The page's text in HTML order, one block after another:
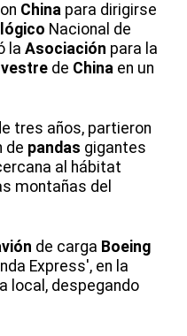
China para dirigirse
Nacional de
la Asociación para la
de China en un
tres años, partieron
de pandas gigantes
al hábitat
montañas del
de carga Boeing
Express', en la
local, despegando